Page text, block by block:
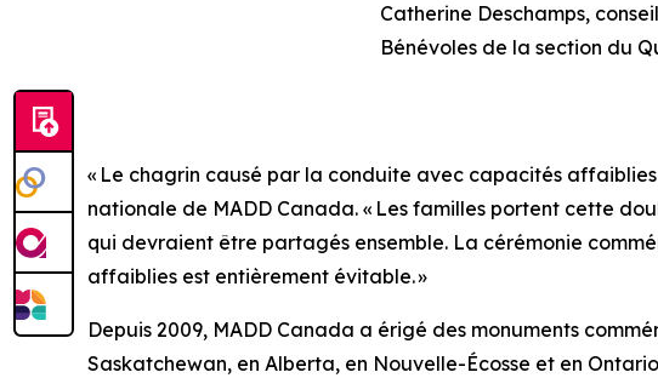
Catherine Deschamps,
Bénévoles de la section du
« Le chagrin causé par la conduite avec capacités
nationale de MADD Canada. « Les familles portent cette
qui devraient être partagés ensemble. La cérémonie
affaiblies est entièrement évitable. »
Depuis 2009, MADD Canada a érigé des monuments
Saskatchewan, en Alberta, en Nouvelle-Écosse et en